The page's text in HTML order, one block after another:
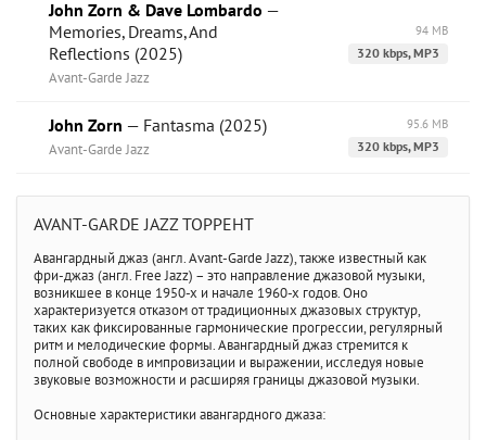
John Zorn & Dave Lombardo —
Memories, Dreams, And
Reflections (2025)
Avant-Garde Jazz
94 MB
320 kbps, MP3
John Zorn — Fantasma (2025)
Avant-Garde Jazz
95.6 MB
320 kbps, MP3
AVANT-GARDE JAZZ ТОРРЕНТ
Авангардный джаз (англ. Avant-Garde Jazz), также известный как
фри-джаз (англ. Free Jazz) – это направление джазовой музыки,
возникшее в конце 1950-х и начале 1960-х годов. Оно
характеризуется отказом от традиционных джазовых структур,
таких как фиксированные гармонические прогрессии, регулярный
ритм и мелодические формы. Авангардный джаз стремится к
полной свободе в импровизации и выражении, исследуя новые
звуковые возможности и расширяя границы джазовой музыки.
Основные характеристики авангардного джаза: